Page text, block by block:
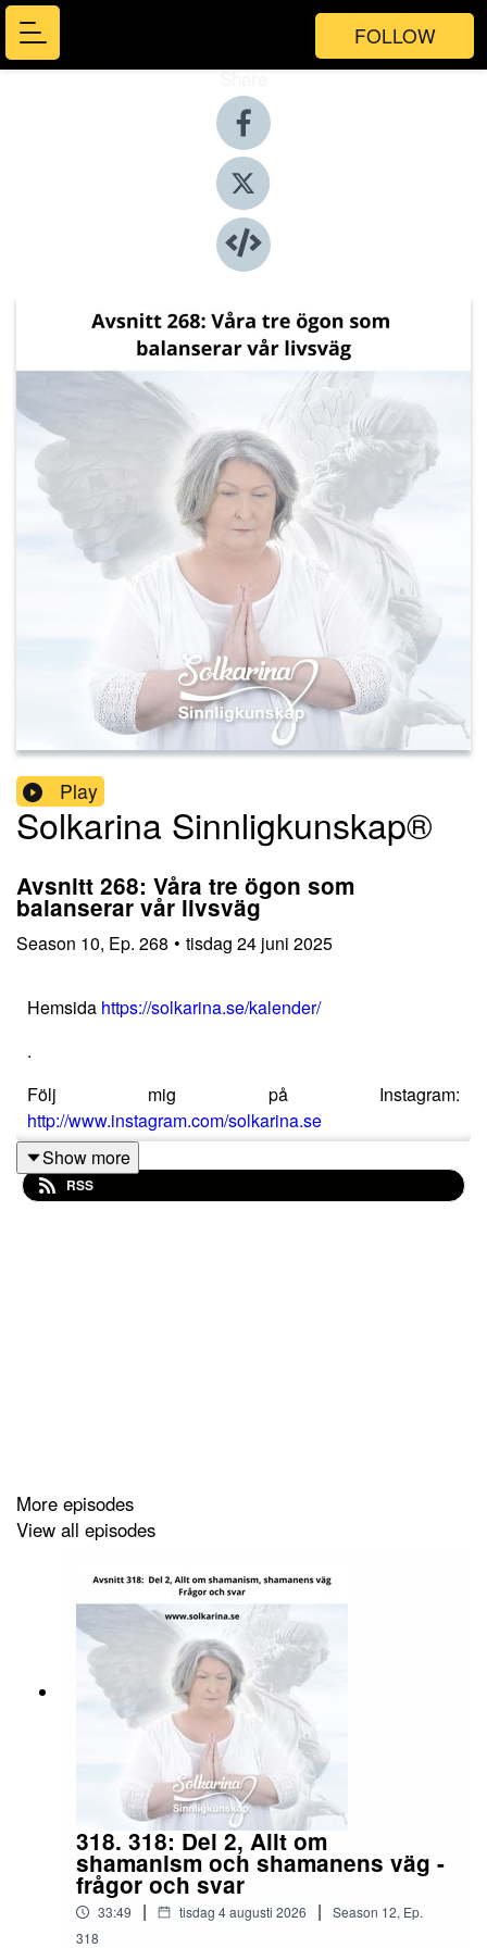
FOLLOW
Share
Play
Solkarina Sinnligkunskap®
Avsnitt 268: Våra tre ögon som
balanserar vår livsväg
Season 10, Ep. 268 • tisdag 24 juni 2025
Hemsida https://solkarina.se/kalender/
.
Följ mig på Instagram:
http://www.instagram.com/solkarina.se
.
Swisha donation till 123 007 90 61 Sinnligkunskap
http://www.shamballa.se
Facebook:http://www.facebook.com/Sinnligkunskap
Youtube:
https://www.youtube.com/user/sinnligkunskap/videos
Show more
RSS
More episodes
View all episodes
318. 318: Del 2, Allt om
shamanism och shamanens väg -
frågor och svar
33:49 | tisdag 4 augusti 2026 | Season 12, Ep.
318